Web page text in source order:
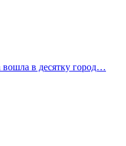
вошла в десятку город…